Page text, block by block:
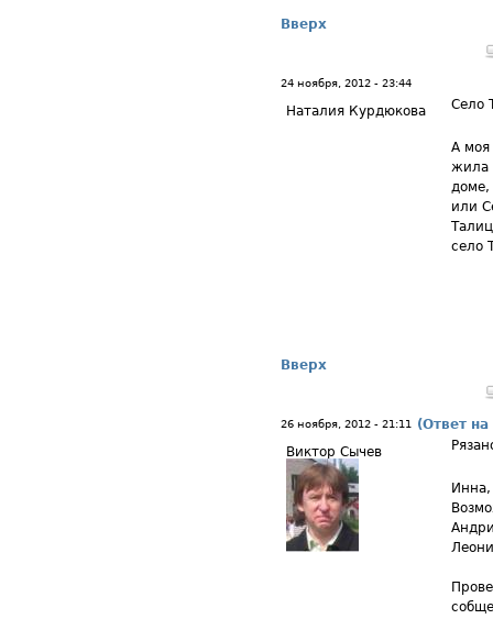
Вверх
24 ноября, 2012 - 23:44
Наталия Курдюкова Село
А моя
жила
доме,
или
село
Вверх
26 ноября, 2012 - 21:11
(Ответ
Виктор Сычев